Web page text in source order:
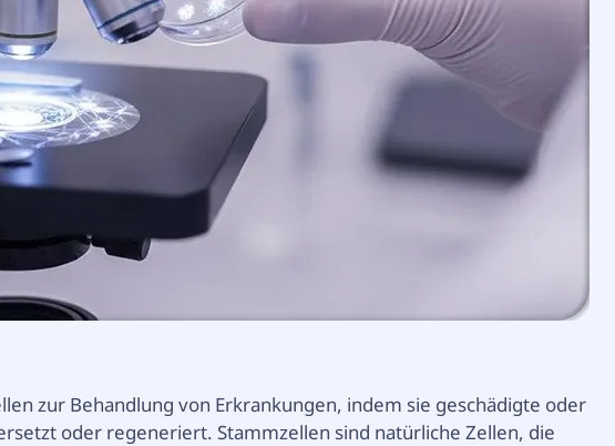
zur Behandlung von Erkrankungen, indem sie geschädigte oder
oder regeneriert. Stammzellen sind natürliche Zellen, die